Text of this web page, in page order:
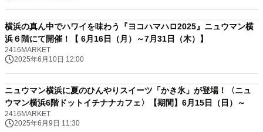
横浜の真ん中でハワイを味わう『ヨコハマハロ2025』ニュウマン横
浜６階にて開催！【 6月16日（月）～7月31日（木）】
2416MARKET
2025年6月10日 12:00
ニュウマン横浜に夏のひんやりスイーツ「かき氷」が登場！〈ニュ
ウマン横浜6階ドットイチナナカフェ〉【期間】6月15日（日）～
2416MARKET
2025年6月9日 11:30